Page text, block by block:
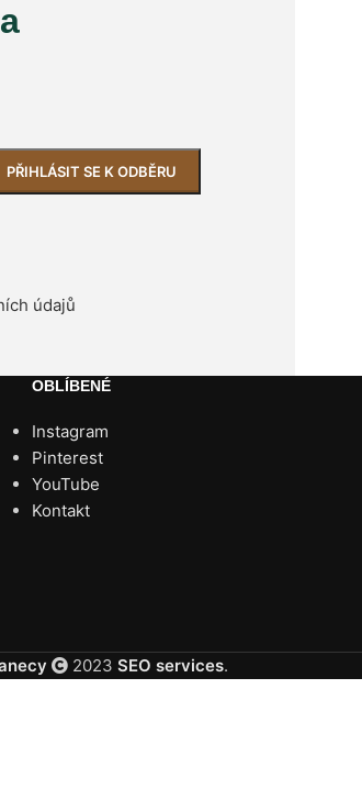
údajů
OBLÍBENÉ
Instagram
Pinterest
YouTube
Kontakt
2023 SEO services.